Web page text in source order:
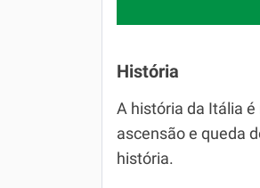
História
A história da Itália
ascensão e queda
história.